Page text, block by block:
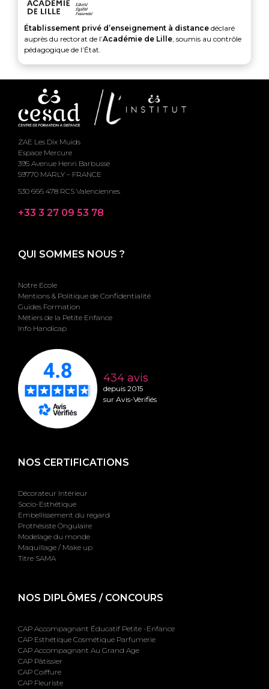
Établissement privé d’enseignement à distance déclaré
auprès du rectorat de l’Académie de Lille, soumis au contrôle
pédagogique de l’État.
ZAE Les Dix Muids
Espace Mercure
395 Avenue Henri Barbusse
59770 MARLY – FRANCE
530 666 478 RCS Valenciennes
+33 3 27 09 53 78
QUI SOMMES NOUS ?
Notre Ecole
Mentions & Politique de Confidentialité
Guides Formation
Métiers de la Petite Enfance
Info Handicap
434 avis
depuis 2015
sur Avis-Vérifiés
NOS CERTIFICATIONS
Décorateur Intérieur
Socio-Esthétique
Embellissement du regard
Prothésiste Ongulaire
Modelage du monde
Maquillage / Make up
Titre SAMA
NOS DIPLÔMES / CONCOURS
CAP Accompagnant Éducatif Petite -Enfance
CAP Esthétique Cosmétique Parfumerie
CAP Accompagnant Au Grand Age
CAP Pâtissier
CAP Coiffure
CAP Fleuriste